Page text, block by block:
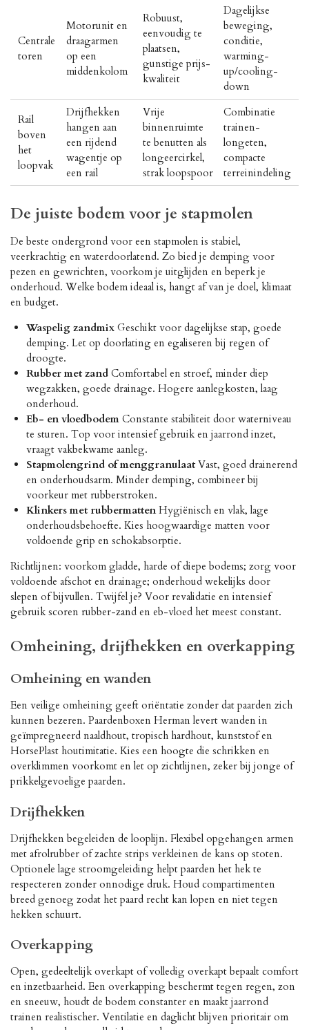
Centrale
toren
Motorunit en
draagarmen
op een
middenkolom
Robuust,
eenvoudig te
plaatsen,
gunstige prijs-
kwaliteit
Dagelijkse
beweging,
conditie,
warming-
up/cooling-
down
Rail
boven
het
loopvak
Drijfhekken
hangen aan
een rijdend
wagentje op
een rail
Vrije
binnenruimte
te benutten als
longeercirkel,
strak loopspoor
Combinatie
trainen-
longeten,
compacte
terreinindeling
De juiste bodem voor je stapmolen
De beste ondergrond voor een stapmolen is stabiel,
veerkrachtig en waterdoorlatend. Zo bied je demping voor
pezen en gewrichten, voorkom je uitglijden en beperk je
onderhoud. Welke bodem ideaal is, hangt af van je doel, klimaat
en budget.
Waspelig zandmixGeschikt voor dagelijkse stap, goede
demping. Let op doorlating en egaliseren bij regen of
droogte.
Rubber met zandComfortabel en stroef, minder diep
wegzakken, goede drainage. Hogere aanlegkosten, laag
onderhoud.
Eb- en vloedbodemConstante stabiliteit door waterniveau
te sturen. Top voor intensief gebruik en jaarrond inzet,
vraagt vakbekwame aanleg.
Stapmolengrind of menggranulaatVast, goed drainerend
en onderhoudsarm. Minder demping, combineer bij
voorkeur met rubberstroken.
Klinkers met rubbermattenHygiënisch en vlak, lage
onderhoudsbehoefte. Kies hoogwaardige matten voor
voldoende grip en schokabsorptie.
Richtlijnen: voorkom gladde, harde of diepe bodems; zorg voor
voldoende afschot en drainage; onderhoud wekelijks door
slepen of bijvullen. Twijfel je? Voor revalidatie en intensief
gebruik scoren rubber-zand en eb-vloed het meest constant.
Omheining, drijfhekken en overkapping
Omheining en wanden
Een veilige omheining geeft oriëntatie zonder dat paarden zich
kunnen bezeren. Paardenboxen Herman levert wanden in
geïmpregneerd naaldhout, tropisch hardhout, kunststof en
HorsePlast houtimitatie. Kies een hoogte die schrikken en
overklimmen voorkomt en let op zichtlijnen, zeker bij jonge of
prikkelgevoelige paarden.
Drijfhekken
Drijfhekken begeleiden de looplijn. Flexibel opgehangen armen
met afrolrubber of zachte strips verkleinen de kans op stoten.
Optionele lage stroomgeleiding helpt paarden het hek te
respecteren zonder onnodige druk. Houd compartimenten
breed genoeg zodat het paard recht kan lopen en niet tegen
hekken schuurt.
Overkapping
Open, gedeeltelijk overkapt of volledig overkapt bepaalt comfort
en inzetbaarheid. Een overkapping beschermt tegen regen, zon
en sneeuw, houdt de bodem constanter en maakt jaarrond
trainen realistischer. Ventilatie en daglicht blijven prioritair om